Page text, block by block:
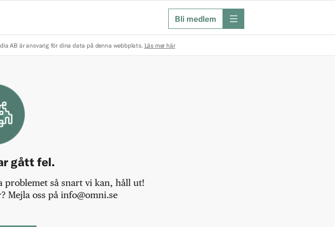
Bli medlem meny
AB är ansvarig för dina data på denna webbplats. Läs mer här
gått fel.
problemet så snart vi kan, håll ut!
Mejla oss på info@omni.se